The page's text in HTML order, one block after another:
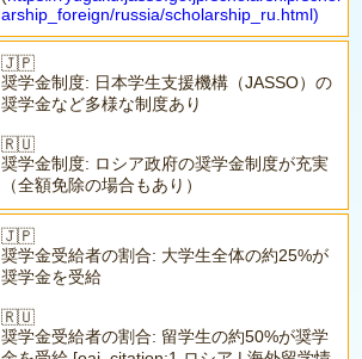
arship_foreign/russia/scholarship_ru.html)
🇯🇵
奨学金制度: 日本学生支援機構（JASSO）の
奨学金など多様な制度あり
🇷🇺
奨学金制度: ロシア政府の奨学金制度が充実
（全額免除の場合もあり）
🇯🇵
奨学金受給者の割合: 大学生全体の約25%が
奨学金を受給
🇷🇺
奨学金受給者の割合: 留学生の約50%が奨学